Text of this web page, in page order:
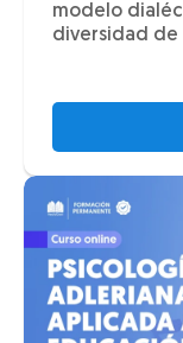
modelo
diversidad de